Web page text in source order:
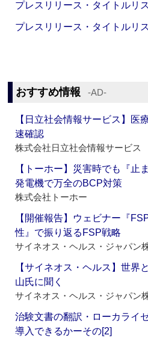
プレスリリース・タイトル
プレスリリース・タイトルリ
おすすめ情報 ‐AD‐
【日立社会情報サービス】医
速確認
株式会社日立社会情報サービス
【トーホー】災害時でも『
発電機で万全のBCP対策
株式会社トーホー
【開催報告】ウェビナー『
性』で振り返るFSP戦略
サイネオス・ヘルス・ジャパン
【サイネオス・ヘルス】世
山氏に聞く
サイネオス・ヘルス・ジャパン
治験文書の翻訳・ローカライ
導入できるかーその[2]